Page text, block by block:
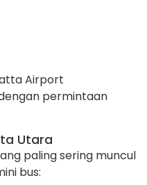
Airport
permintaan
Utara
paling sering muncul
bus: